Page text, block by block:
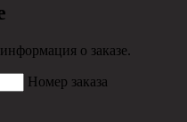
о заказе.
Номер заказа